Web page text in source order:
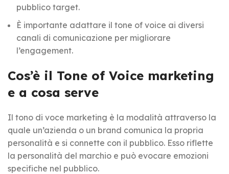
pubblico target.
È importante adattare il tone of voice ai diversi
canali di comunicazione per migliorare
l’engagement.
Cos’è il Tone of Voice marketing
e a cosa serve
Il tono di voce marketing è la modalità attraverso la
quale un’azienda o un brand comunica la propria
personalità e si connette con il pubblico. Esso riflette
la personalità del marchio e può evocare emozioni
specifiche nel pubblico.